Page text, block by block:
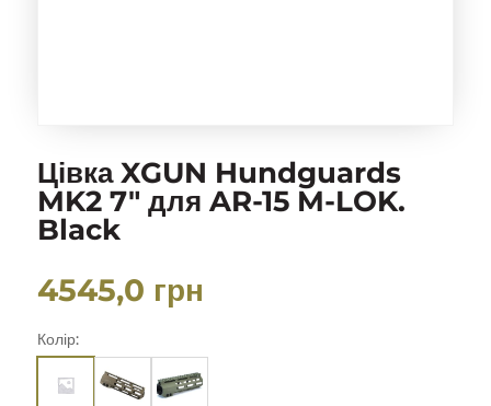
Цівка XGUN Hundguards
MK2 7″ для AR-15 M-LOK.
Black
4545,0 грн
Колір: